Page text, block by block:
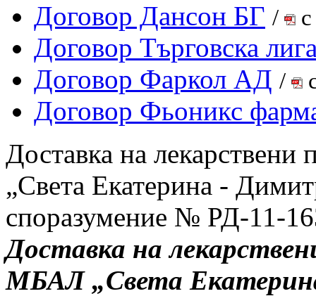
Договор Дансон БГ /
Договор Търговска
Договор Фаркол АД /
Договор Фьоникс
Доставка на
„Света Екатерина -
споразумение № РД-11-
Доставка на
МБАЛ „Света